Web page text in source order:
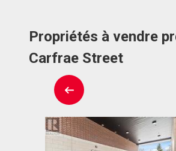
Propriétés à vendre
Carfrae Street